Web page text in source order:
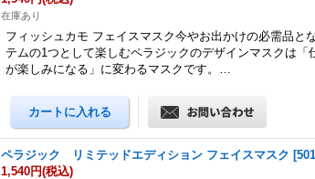
在庫あり
フィッシュカモ フェイスマスク今やお出かけの必需品と
テムの1つとして楽しむペラジックのデザインマスクは
が楽しみになる」に変わるマスクです。…
ペラジック リミテッドエディション フェイスマスク [
1,540円(税込)